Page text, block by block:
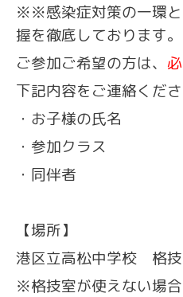
※※感染症対策の一環
握を徹底しております。
ご参加ご希望の方は、
下記内容をご連絡くださ
・お子様の氏名
・参加クラス
・同伴者
【場所】
港区立高松中学校 格
※格技室が使えない場合